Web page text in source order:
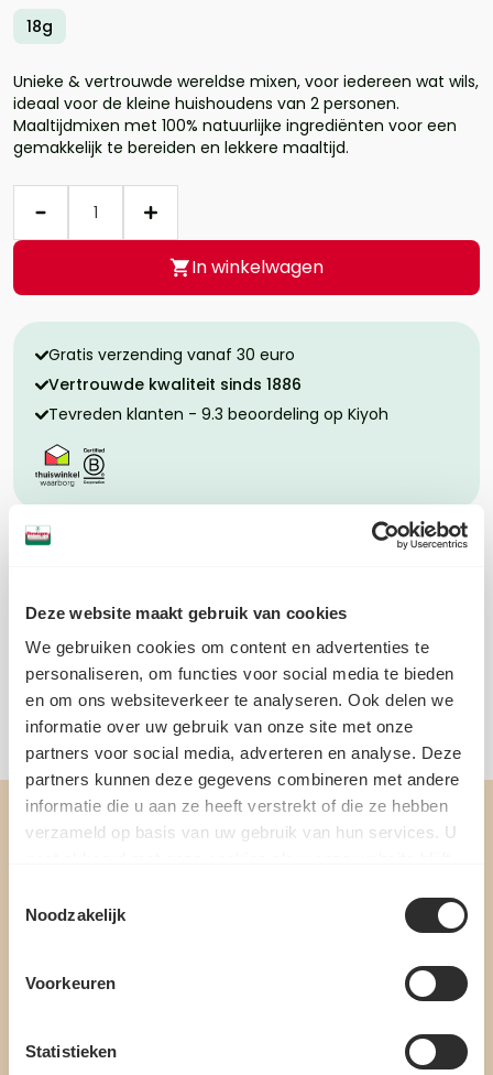
Deze website maakt gebruik van cookies
We gebruiken cookies om content en advertenties te
personaliseren, om functies voor social media te bieden
en om ons websiteverkeer te analyseren. Ook delen we
informatie over uw gebruik van onze site met onze
partners voor social media, adverteren en analyse. Deze
partners kunnen deze gegevens combineren met andere
informatie die u aan ze heeft verstrekt of die ze hebben
verzameld op basis van uw gebruik van hun services. U
Noodzakelijk
Voorkeuren
Statistieken
18g
Unieke & vertrouwde wereldse mixen, voor iedereen wat wils,
ideaal voor de kleine huishoudens van 2 personen.
Maaltijdmixen met 100% natuurlijke ingrediënten voor een
gemakkelijk te bereiden en lekkere maaltijd.
In winkelwagen
Gratis verzending vanaf 30 euro
Vertrouwde kwaliteit sinds 1886
Tevreden klanten - 9.3 beoordeling op Kiyoh
Voedingswaarde per 100 gram
EAN: 8712200090065 | Artikelnummer: 991078943
ONTVANG DE BESTE AANBIEDINGEN, PERSOONLIJK